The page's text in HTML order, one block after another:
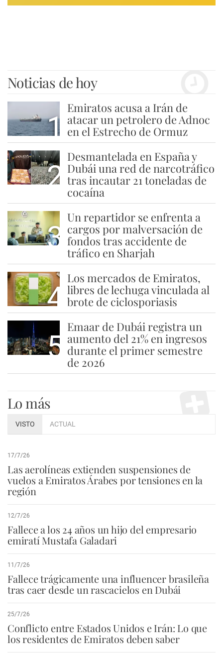
Noticias de hoy
1
Emiratos acusa a Irán de
atacar un petrolero de Adnoc
en el Estrecho de Ormuz
2
Desmantelada en España y
Dubái una red de narcotráfico
tras incautar 21 toneladas de
cocaína
3
Un repartidor se enfrenta a
cargos por malversación de
fondos tras accidente de
tráfico en Sharjah
4
Los mercados de Emiratos,
libres de lechuga vinculada al
brote de ciclosporiasis
5
Emaar de Dubái registra un
aumento del 21% en ingresos
durante el primer semestre
de 2026
Lo más
VISTO ACTUAL
17/7/26
Las aerolíneas extienden suspensiones de
vuelos a Emiratos Árabes por tensiones en la
región
12/7/26
Fallece a los 24 años un hijo del empresario
emiratí Mustafa Galadari
11/7/26
Fallece trágicamente una influencer brasileña
tras caer desde un rascacielos en Dubái
25/7/26
Conflicto entre Estados Unidos e Irán: Lo que
los residentes de Emiratos deben saber